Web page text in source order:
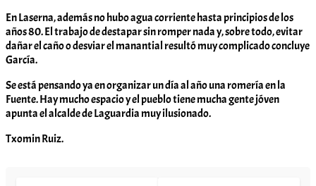
En Laserna, además no hubo agua corriente hasta principios de los
años 80. El trabajo de destapar sin romper nada y, sobre todo, evitar
dañar el caño o desviar el manantial resultó muy complicado concluye
García.
Se está pensando ya en organizar un día al año una romería en la
Fuente. Hay mucho espacio y el pueblo tiene mucha gente jóven
apunta el alcalde de Laguardia muy ilusionado.
Txomin Ruiz.